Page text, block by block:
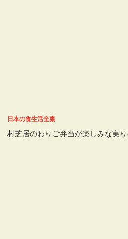
日本の食生活全集
村芝居のわりご弁当が楽しみな実